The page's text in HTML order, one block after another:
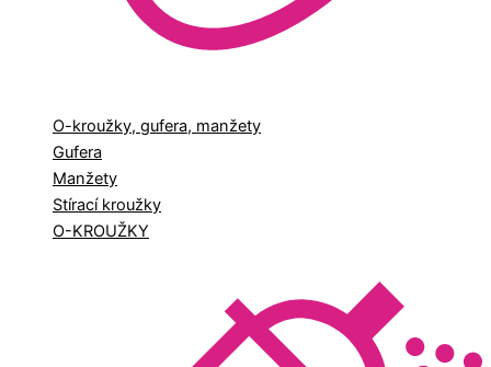
O-kroužky, gufera, manžety
Gufera
Manžety
Stírací kroužky
O-KROUŽKY